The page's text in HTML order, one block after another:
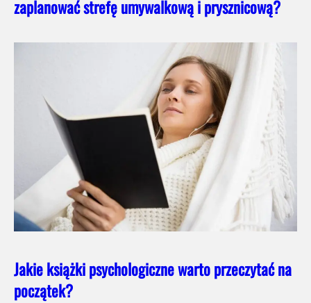
zaplanować strefę umywalkową i prysznicową?
Jakie książki psychologiczne warto przeczytać na
początek?